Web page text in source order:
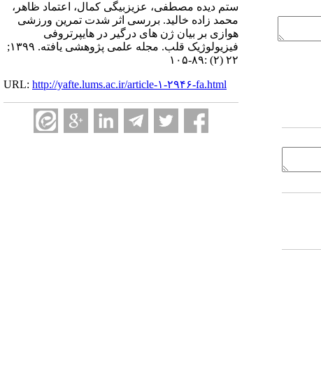
ستم دیده مصطفی، عزیزبیگی کمال، اعتماد ظاهر،
محمد زاده خالید. بررسی اثر شدت تمرین ورزشی
هوازی بر بیان ژن های درگیر در هایپرتروفی
فیزیولوژیک قلب. مجله علمی پژوهشی یافته. ۱۳۹۹;
۲۲ (۲) :۸۹-۱۰۵
URL: http://yafte.lums.ac.ir/article-۱-۲۹۴۶-fa.html